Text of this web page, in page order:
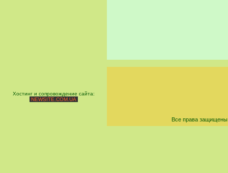
Хостинг и сопровождение сайта:
NEWSITE.COM.UA
Все права